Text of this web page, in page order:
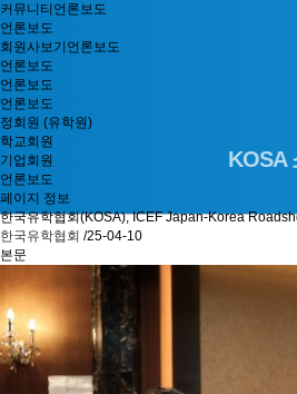
KOSA
커뮤니티 언론보도
언론보도
회원사보기 언론보도
언론보도
언론보도
언론보도
정회원 (유학원)
학교회원
기업회원
언론보도
페이지 정보
한국유학협회(KOSA), ICEF Japan-Korea
한국유학협회 /25-04-10
본문